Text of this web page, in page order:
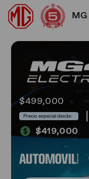
$499,000
Precio especial desde:
$419,000